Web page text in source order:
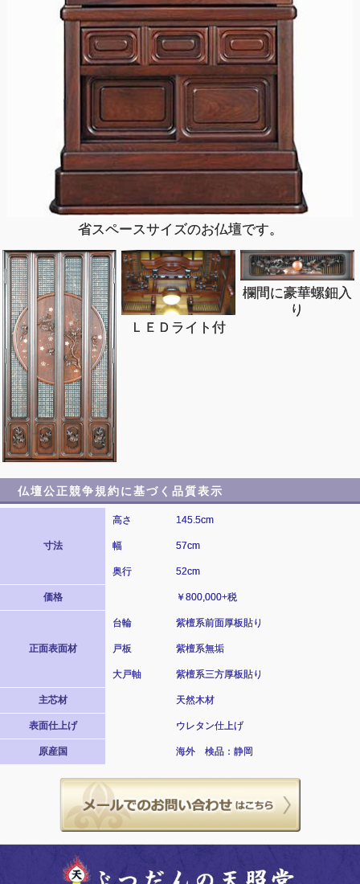
省スペースサイズのお仏壇です。
ＬＥＤライト付
欄間に豪華螺鈿入
り
仏壇公正競争規約に基づく品質表示
寸法
高さ 145.5cm
幅 57cm
奥行 52cm
価格 ￥800,000+税
正面表面材
台輪 紫檀系前面厚板貼り
戸板 紫檀系無垢
大戸軸 紫檀系三方厚板貼り
主芯材 天然木材
表面仕上げ ウレタン仕上げ
原産国 海外 検品：静岡